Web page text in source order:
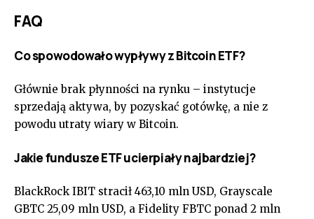
FAQ
Co spowodowało wypływy z Bitcoin ETF?
Głównie brak płynności na rynku – instytucje
sprzedają aktywa, by pozyskać gotówkę, a nie z
powodu utraty wiary w Bitcoin.
Jakie fundusze ETF ucierpiały najbardziej?
BlackRock IBIT stracił 463,10 mln USD, Grayscale
GBTC 25,09 mln USD, a Fidelity FBTC ponad 2 mln